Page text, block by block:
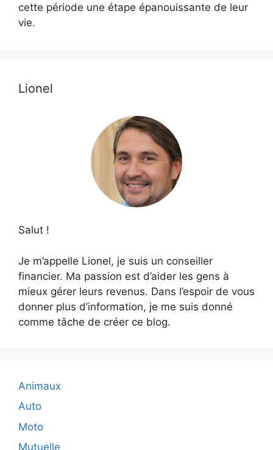
cette période une étape épanouissante de leur
vie.
Lionel
Salut !
Je m’appelle Lionel, je suis un conseiller
financier. Ma passion est d’aider les gens à
mieux gérer leurs revenus. Dans l’espoir de vous
donner plus d’information, je me suis donné
comme tâche de créer ce blog.
Animaux
Auto
Moto
Mutuelle